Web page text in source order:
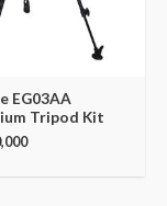
EG03AA
Tripod Kit